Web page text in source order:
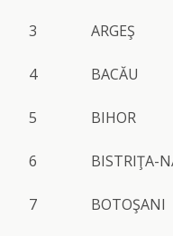
3 ARGEŞ
4 BACĂU
5 BIHOR
6 BISTRIŢA-
7 BOTOŞANI